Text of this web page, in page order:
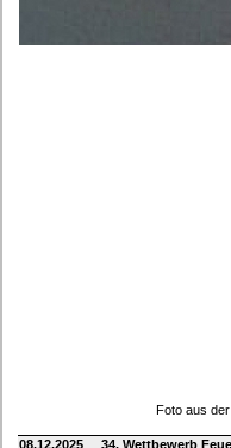
Foto aus
08.12.2025 34. Wettbewerb